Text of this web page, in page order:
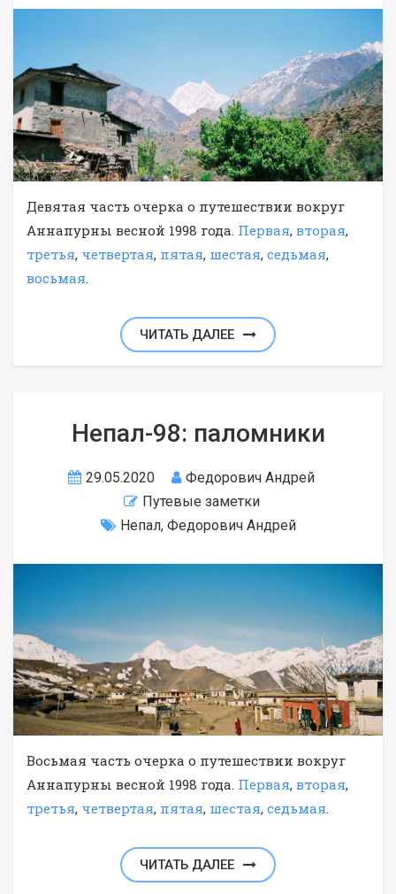
Девятая часть очерка о путешествии вокруг
Аннапурны весной 1998 года. Первая, вторая,
третья, четвертая, пятая, шестая, седьмая,
восьмая
ЧИТАТЬ ДАЛЕЕ
Непал-98: паломники
29.05.2020
Федорович Андрей
Путевые заметки
Непал, Федорович Андрей
Восьмая часть очерка о путешествии вокруг
Аннапурны весной 1998 года. Первая, вторая,
третья, четвертая, пятая, шестая, седьмая
ЧИТАТЬ ДАЛЕЕ